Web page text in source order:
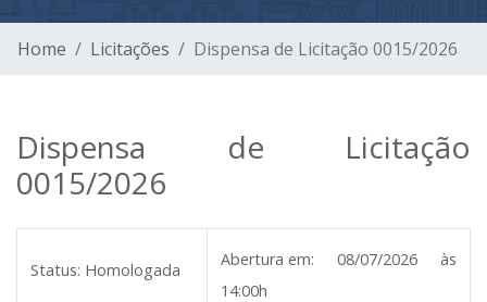
Home Licitações Dispensa de Licitação 0015/2026
Dispensa de Licitação
0015/2026
Status: Homologada
Abertura em:
08/07/2026 às
14:00h